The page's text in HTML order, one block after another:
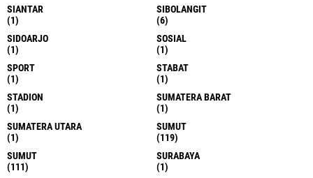
SIANTAR
(1)
SIBOLANGIT
(6)
SIDOARJO
(1)
SOSIAL
(1)
SPORT
(1)
STABAT
(1)
STADION
(1)
SUMATERA BARAT
(1)
SUMATERA UTARA
(1)
SUMUT
(119)
SUMUT
(111)
SURABAYA
(1)